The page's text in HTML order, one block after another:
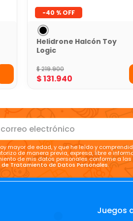
-40 %
Helidrone Halcón Toy
Logic
$219.900
$131.940
mayor de edad, y que he leído y
de manera previa, expresa, libre e
de mis datos personales conforme a
Tratamiento de Datos Personales.
Juegos